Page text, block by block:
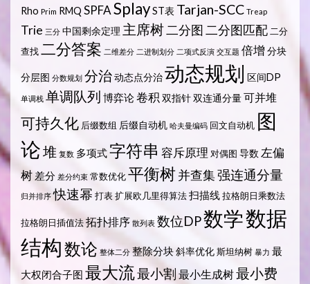
Rho Prim RMQ SPFASplayST表 Tarjan-SCC Treap
Trie 三分 中国剩余定理 主席树二分图 二分图匹配 二分
查找二分答案 二维差分 二进制划分 二项式反演 交互题 倍增 分块
分层图 分数规划 分治动态点分治动态规划 区间DP
单调栈 单调队列 博弈论卷积 双指针双连通分量可并堆
可持久化 后缀数组 后缀自动机 哈夫曼编码 回文自动机 图
论堆 复数 多项式字符串 容斥原理 对偶图 导数 左偏
树 差分 差分约束 常数优化平衡树并查集强连通分量
归并排序 快速幂 打表扩展欧几里得算法扫描线 拉格朗日乘数法
拉格朗日插值法拓扑排序 散列表 数位DP数学数据
结构数论 整体二分 整除分块斜率优化斯坦纳树 暴力 最
大权闭合子图 最大流最小割 最小生成树最小费